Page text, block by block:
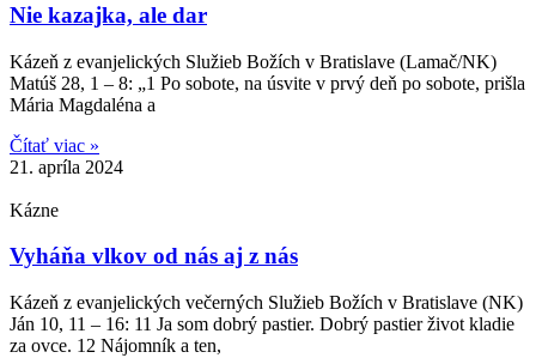
Nie kazajka, ale dar
Kázeň z evanjelických Služieb Božích v Bratislave (Lamač/NK)
Matúš 28, 1 – 8: „1 Po sobote, na úsvite v prvý deň po sobote, prišla
Mária Magdaléna a
Čítať viac »
21. apríla 2024
Kázne
Vyháňa vlkov od nás aj z nás
Kázeň z evanjelických večerných Služieb Božích v Bratislave (NK)
Ján 10, 11 – 16: 11 Ja som dobrý pastier. Dobrý pastier život kladie
za ovce. 12 Nájomník a ten,